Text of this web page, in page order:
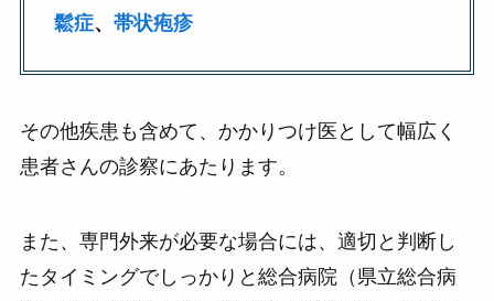
鬆症、 帯状疱疹
その他疾患も含めて、かかりつけ医として幅広く
患者さんの診察にあたります。
また、専門外来が必要な場合には、適切と判断し
たタイミングでしっかりと総合病院（県立総合病